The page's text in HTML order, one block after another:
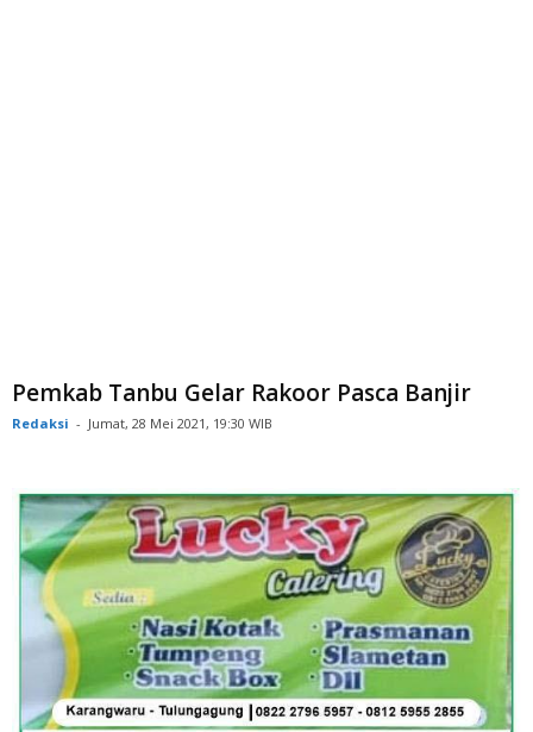
Pemkab Tanbu Gelar Rakoor Pasca Banjir
Redaksi - Jumat, 28 Mei 2021, 19:30 WIB